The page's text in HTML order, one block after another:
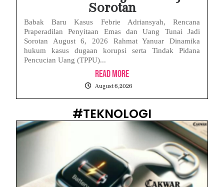
Sorotan
Babak Baru Kasus Febrie Adriansyah, Rencana
Praperadilan Penyitaan Emas dan Uang Tunai Jadi
Sorotan August 6, 2026 Rahmat Yanuar Dinamika
hukum kasus dugaan korupsi serta Tindak Pidana
Pencucian Uang (TPPU)...
Read More
August 6, 2026
#TEKNOLOGI